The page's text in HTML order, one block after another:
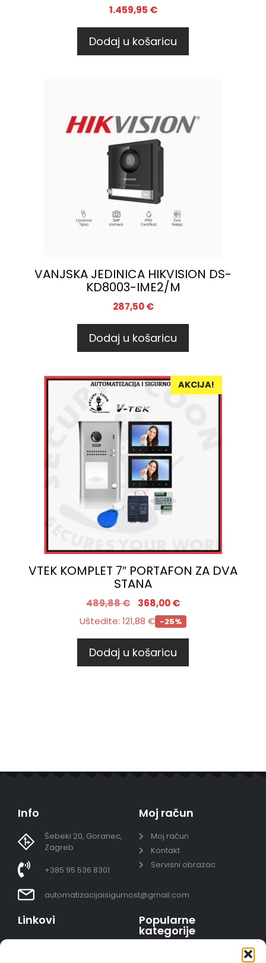
1.459,95 €
Dodaj u košaricu
VANJSKA JEDINICA HIKVISION DS-
KD8003-IME2/M
287,50€
Dodaj u košaricu
AKCIJA!
VTEK KOMPLET 7″ PORTAFON ZA DVA
STANA
489,88€ 368,00€
Uštedite: 121,88 € -25%
Dodaj u košaricu
Info
Šebeki 20, Goranec,
Zagreb
+385 95 536 8301
automatizacijaisigurnost@gmail.com
Moj račun
Moj račun
Kontakt
Servisni obrazac
Linkovi Popularne
kategorije
Video nadzor - kompleti